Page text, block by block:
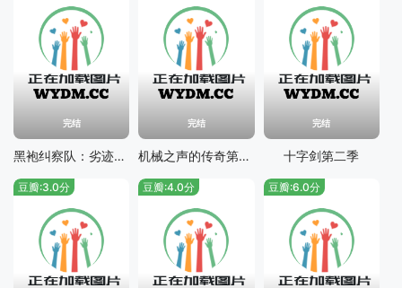
完结
黑袍纠察队：劣迹第一季
完结
机械之声的传奇第一季
完结
十字剑第二季
豆瓣:3.0分 豆瓣:4.0分 豆瓣:6.0分